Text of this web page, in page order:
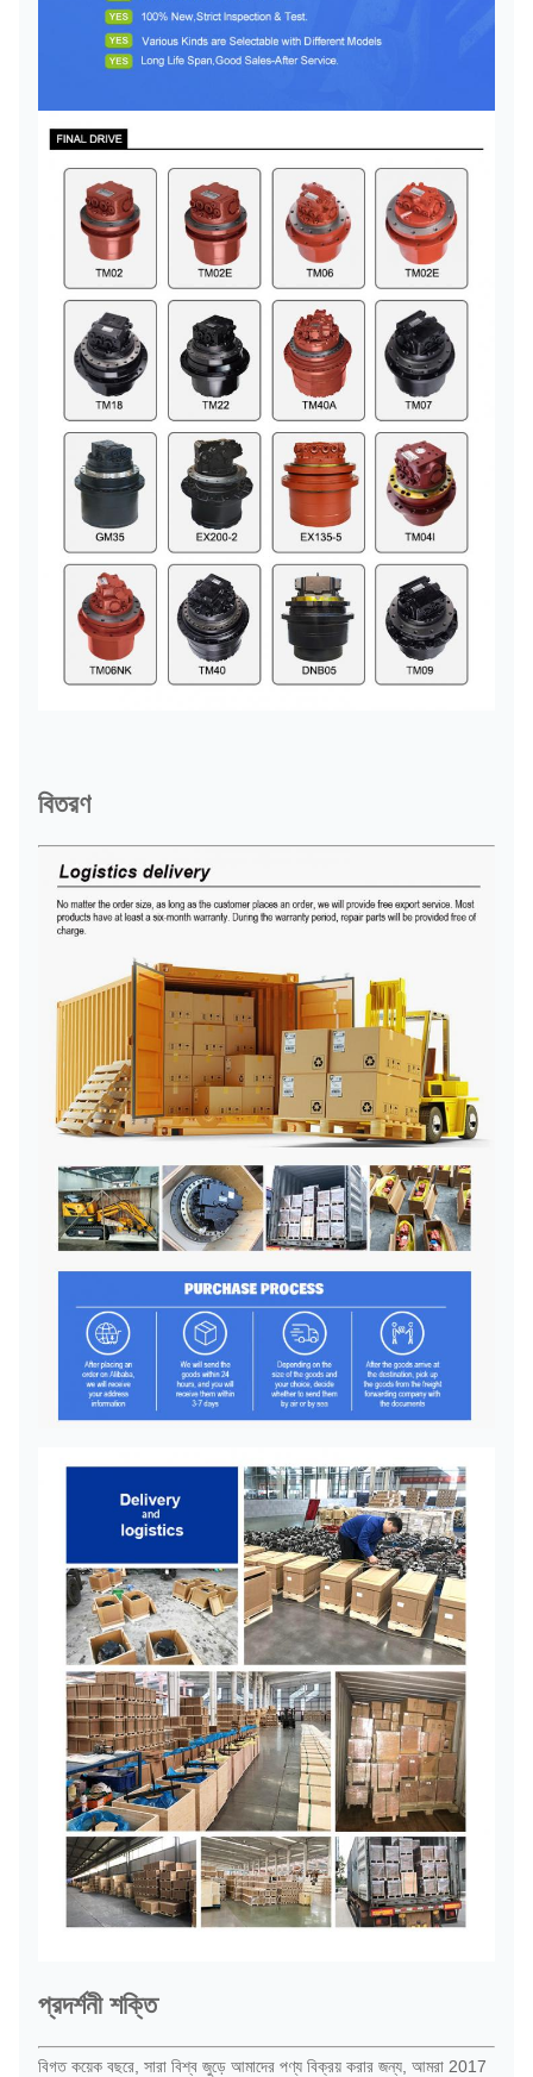
বিতরণ
প্রদর্শনী শক্তি
বিগত কয়েক বছরে, সারা বিশ্ব জুড়ে আমাদের পণ্য বিক্রয় করার জন্য, আমরা 2017